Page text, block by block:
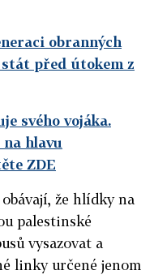
obranných
před útokem z
svého vojáka.
hlavu
ZDE
že hlídky na
palestinské
vysazovat a
linky určené jenom